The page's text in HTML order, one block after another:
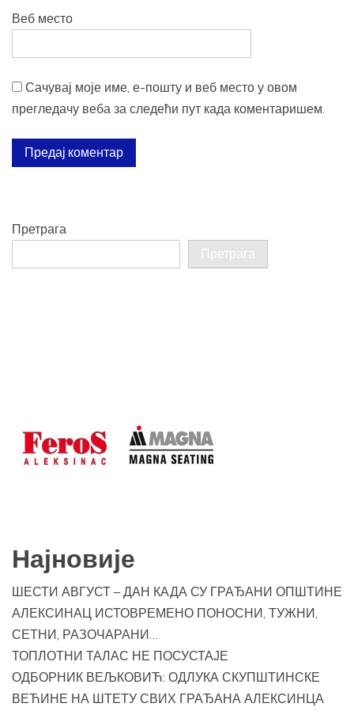
Веб место
Сачувај моје име, е-пошту и веб место у овом
прегледачу веба за следећи пут када коментаришем.
Претрага
Претрага
Најновије
ШЕСТИ АВГУСТ – ДАН КАДА СУ ГРАЂАНИ ОПШТИНЕ
АЛЕКСИНАЦ ИСТОВРЕМЕНО ПОНОСНИ, ТУЖНИ,
СЕТНИ, РАЗОЧАРАНИ…
ТОПЛОТНИ ТАЛАС НЕ ПОСУСТАЈЕ
ОДБОРНИК ВЕЉКОВИЋ: ОДЛУКА СКУПШТИНСКЕ
ВЕЋИНЕ НА ШТЕТУ СВИХ ГРАЂАНА АЛЕКСИНЦА